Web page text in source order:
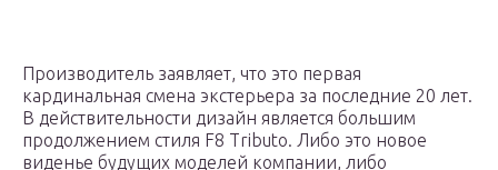
Производитель заявляет, что это первая
кардинальная смена экстерьера за последние 20 лет.
В действительности дизайн является большим
продолжением стиля F8 Tributo. Либо это новое
виденье будущих моделей компании, либо